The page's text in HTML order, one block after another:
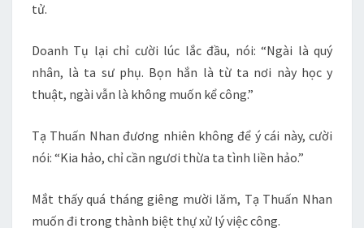
tử.
Doanh Tụ lại chỉ cười lúc lắc đầu, nói: “Ngài là quý
nhân, là ta sư phụ. Bọn hắn là từ ta nơi này học y
thuật, ngài vẫn là không muốn kể công.”
Tạ Thuấn Nhan đương nhiên không để ý cái này, cười
nói: “Kia hảo, chỉ cần ngươi thừa ta tình liền hảo.”
Mắt thấy quá tháng giêng mười lăm, Tạ Thuấn Nhan
muốn đi trong thành biệt thự xử lý việc công.